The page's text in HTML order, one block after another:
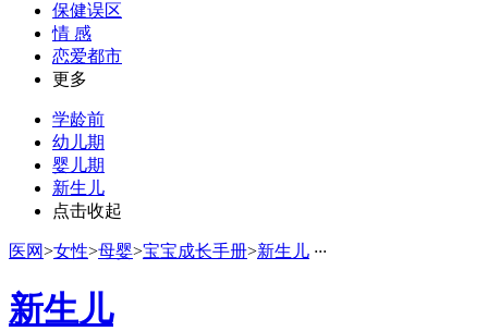
保健误区
情 感
恋爱都市
更多
学龄前
幼儿期
婴儿期
新生儿
点击收起
医网>女性>母婴>宝宝成长手册>新生儿 ···
新生儿